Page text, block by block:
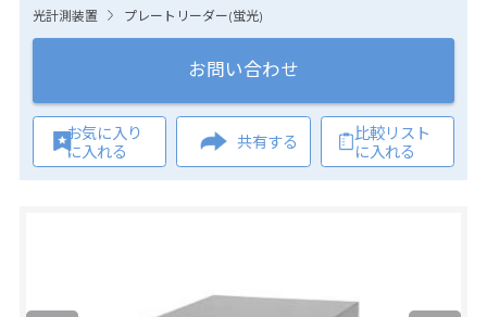
光計測装置
プレートリーダー(蛍光)
お問い合わせ
お気に入り
に入れる
共有する
比較リスト
に入れる